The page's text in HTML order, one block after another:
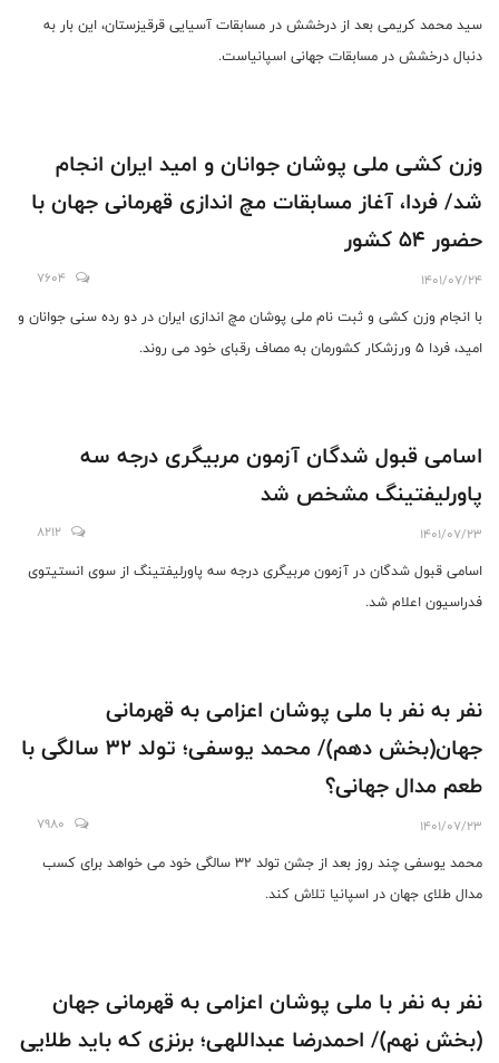
سید محمد کریمی بعد از درخشش در مسابقات آسیایی قرقیزستان، این بار به
دنبال درخشش در مسابقات جهانی اسپانیاست.
وزن کشی ملی پوشان جوانان و امید ایران انجام
شد/ فردا، آغاز مسابقات مچ اندازی قهرمانی جهان با
حضور 54 کشور
1401/07/24
7604
با انجام وزن کشی و ثبت نام ملی پوشان مچ اندازی ایران در دو رده سنی جوانان و
امید، فردا 5 ورزشکار کشورمان به مصاف رقبای خود می روند.
اسامی قبول شدگان آزمون مربیگری درجه سه
پاورلیفتینگ مشخص شد
1401/07/23
8212
اسامی قبول شدگان در آزمون مربیگری درجه سه پاورلیفتینگ از سوی انستیتوی
فدراسیون اعلام شد.
نفر به نفر با ملی پوشان اعزامی به قهرمانی
جهان(بخش دهم)/ محمد یوسفی؛ تولد 32 سالگی با
طعم مدال جهانی؟
1401/07/23
7980
محمد یوسفی چند روز بعد از جشن تولد 32 سالگی خود می خواهد برای کسب
مدال طلای جهان در اسپانیا تلاش کند.
نفر به نفر با ملی پوشان اعزامی به قهرمانی جهان
(بخش نهم)/ احمدرضا عبداللهی؛ برنزی که باید طلایی